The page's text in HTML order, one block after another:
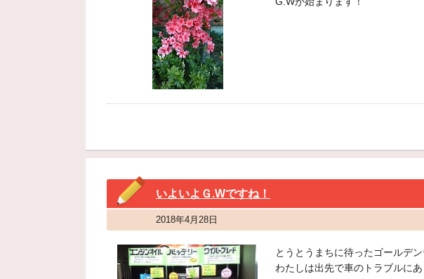
いよいよＧ.Wですね！
2018年4月28日
とうとうまちに待ったゴールデ
わたしは出先で車のトラブルに